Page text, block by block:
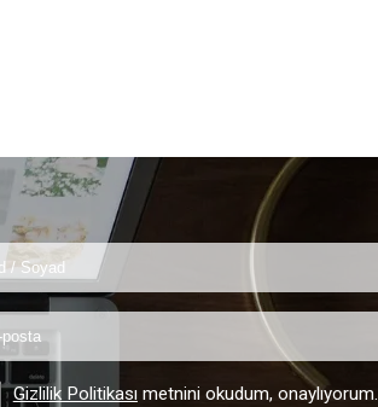
Gizlilik Politikası metnini okudum, onaylıyorum.